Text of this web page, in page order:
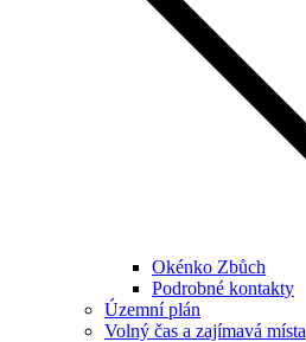
Okénko Zbůch
Podrobné kontakty
Územní plán
Volný čas a zajímavá místa